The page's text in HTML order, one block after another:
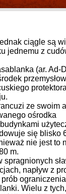
ciągle są
jednemu z
(ar. Ad-
ze swoim
ośrodka
się blisko
nie jest to
m.
napływ z
Wielu z